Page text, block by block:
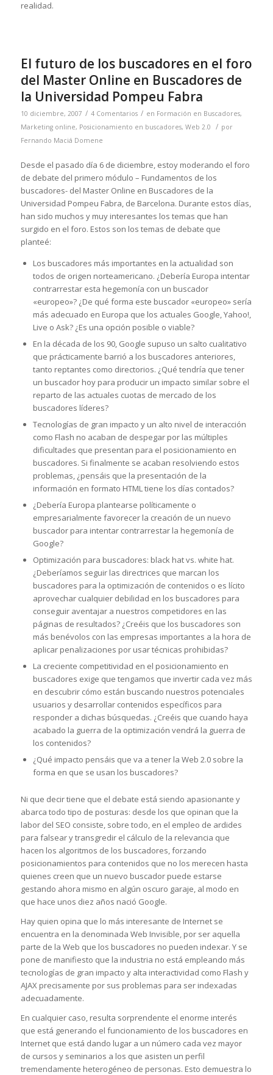
realidad.
El futuro de los buscadores en el foro
del Master Online en Buscadores de
la Universidad Pompeu Fabra
10 diciembre, 2007 / 4 Comentarios / en Formación en Buscadores,
Marketing online, Posicionamiento en buscadores, Web 2.0 / por
Fernando Maciá Domene
Desde el pasado día 6 de diciembre, estoy moderando el foro
de debate del primero módulo – Fundamentos de los
buscadores- del Master Online en Buscadores de la
Universidad Pompeu Fabra, de Barcelona. Durante estos días,
han sido muchos y muy interesantes los temas que han
surgido en el foro. Estos son los temas de debate que
planteé:
Los buscadores más importantes en la actualidad son
todos de origen norteamericano. ¿Debería Europa intentar
contrarrestar esta hegemonía con un buscador
«europeo»? ¿De qué forma este buscador «europeo» sería
más adecuado en Europa que los actuales Google, Yahoo!,
Live o Ask? ¿Es una opción posible o viable?
En la década de los 90, Google supuso un salto cualitativo
que prácticamente barrió a los buscadores anteriores,
tanto reptantes como directorios. ¿Qué tendría que tener
un buscador hoy para producir un impacto similar sobre el
reparto de las actuales cuotas de mercado de los
buscadores líderes?
Tecnologías de gran impacto y un alto nivel de interacción
como Flash no acaban de despegar por las múltiples
dificultades que presentan para el posicionamiento en
buscadores. Si finalmente se acaban resolviendo estos
problemas, ¿pensáis que la presentación de la
información en formato HTML tiene los días contados?
¿Debería Europa plantearse políticamente o
empresarialmente favorecer la creación de un nuevo
buscador para intentar contrarrestar la hegemonía de
Google?
Optimización para buscadores: black hat vs. white hat.
¿Deberíamos seguir las directrices que marcan los
buscadores para la optimización de contenidos o es lícito
aprovechar cualquier debilidad en los buscadores para
conseguir aventajar a nuestros competidores en las
páginas de resultados? ¿Creéis que los buscadores son
más benévolos con las empresas importantes a la hora de
aplicar penalizaciones por usar técnicas prohibidas?
La creciente competitividad en el posicionamiento en
buscadores exige que tengamos que invertir cada vez más
en descubrir cómo están buscando nuestros potenciales
usuarios y desarrollar contenidos específicos para
responder a dichas búsquedas. ¿Creéis que cuando haya
acabado la guerra de la optimización vendrá la guerra de
los contenidos?
¿Qué impacto pensáis que va a tener la Web 2.0 sobre la
forma en que se usan los buscadores?
Ni que decir tiene que el debate está siendo apasionante y
abarca todo tipo de posturas: desde los que opinan que la
labor del SEO consiste, sobre todo, en el empleo de ardides
para falsear y transgredir el cálculo de la relevancia que
hacen los algoritmos de los buscadores, forzando
posicionamientos para contenidos que no los merecen hasta
quienes creen que un nuevo buscador puede estarse
gestando ahora mismo en algún oscuro garaje, al modo en
que hace unos diez años nació Google.
Hay quien opina que lo más interesante de Internet se
encuentra en la denominada Web Invisible, por ser aquella
parte de la Web que los buscadores no pueden indexar. Y se
pone de manifiesto que la industria no está empleando más
tecnologías de gran impacto y alta interactividad como Flash y
AJAX precisamente por sus problemas para ser indexadas
adecuadamente.
En cualquier caso, resulta sorprendente el enorme interés
que está generando el funcionamiento de los buscadores en
Internet que está dando lugar a un número cada vez mayor
de cursos y seminarios a los que asisten un perfil
tremendamente heterogéneo de personas. Esto demuestra lo